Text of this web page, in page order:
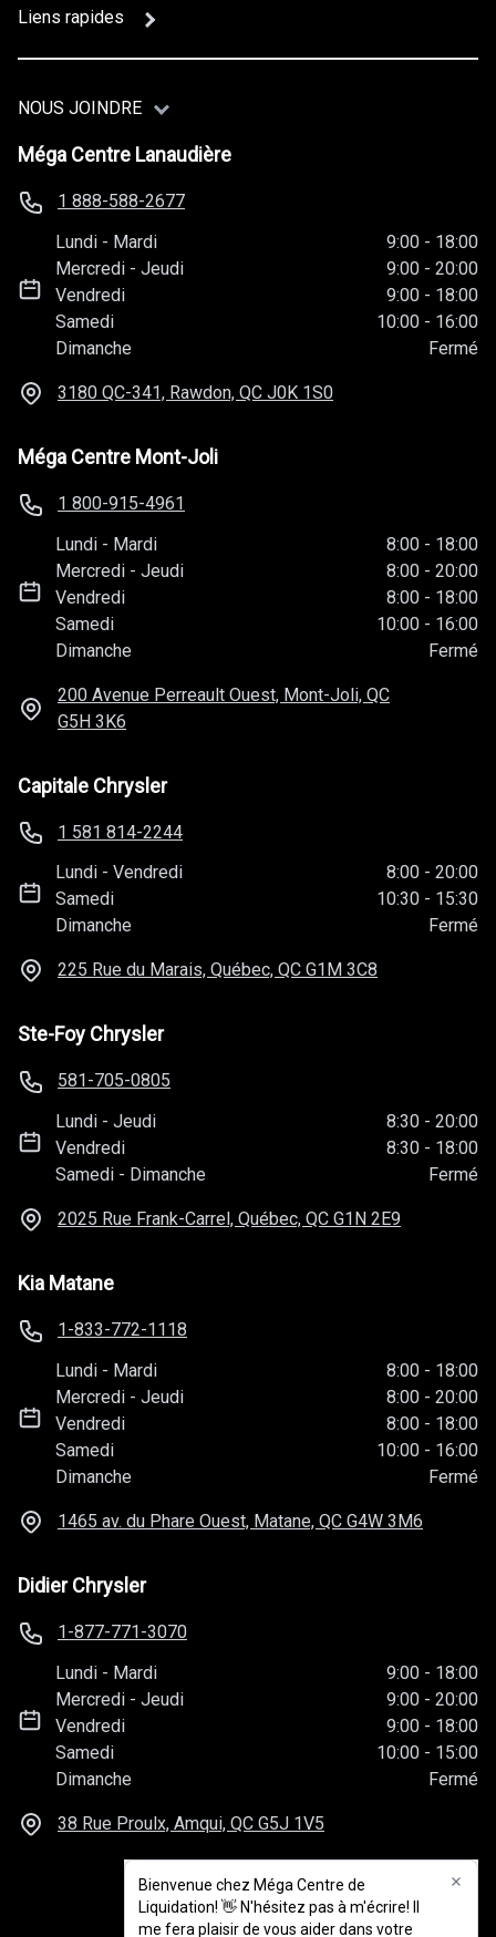
Bienvenue chez Méga Centre de
Liquidation! 👋 N'hésitez pas à m'écrire! Il
me fera plaisir de vous aider dans votre
Liens rapides
NOUS JOINDRE
Méga Centre Lanaudière
1 888-588-2677
Lundi - Mardi 9:00 - 18:00
Mercredi -Jeudi 9:00 - 20:00
Vendredi
9:00 - 18:00
Samedi
10:00 - 16:00
Dimanche
Fermé
3180 QC-341, Rawdon, QC J0K 1S0
Méga Centre Mont-Joli
1 800-915-4961
Lundi - Mardi 8:00 - 18:00
Mercredi -Jeudi 8:00 - 20:00
Vendredi
8:00 - 18:00
Samedi
10:00 - 16:00
Dimanche
Fermé
200 Avenue Perreault Ouest, Mont-Joli, QC
G5H 3K6
Capitale Chrysler
1 581 814-2244
Lundi -Vendredi 8:00 - 20:00
Samedi
10:30 - 15:30
Dimanche
Fermé
225 Rue du Marais, Québec, QC G1M 3C8
Ste-Foy Chrysler
581-705-0805
Lundi -Jeudi 8:30 - 20:00
Vendredi
8:30 - 18:00
Samedi - Dimanche Fermé
2025 Rue Frank-Carrel, Québec, QC G1N 2E9
Kia Matane
1-833-772-1118
Lundi - Mardi 8:00 - 18:00
Mercredi -Jeudi 8:00 - 20:00
Vendredi
8:00 - 18:00
Samedi
10:00 - 16:00
Dimanche
Fermé
1465 av. du Phare Ouest, Matane, QC G4W 3M6
Didier Chrysler
1-877-771-3070
Lundi - Mardi 9:00 - 18:00
Mercredi -Jeudi 9:00 - 20:00
Vendredi
9:00 - 18:00
Samedi
10:00 - 15:00
Dimanche
Fermé
38 Rue Proulx, Amqui, QC G5J 1V5